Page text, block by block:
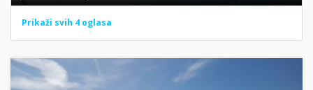
Prikaži svih 4 oglasa